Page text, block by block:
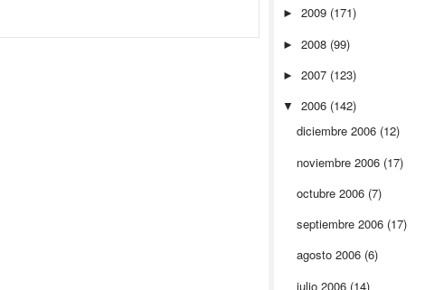
► 2009 (171)
► 2008 (99)
► 2007 (123)
▼ 2006 (142)
diciembre 2006 (12)
noviembre 2006 (17)
octubre 2006 (7)
septiembre 2006 (17)
agosto 2006 (6)
julio 2006 (14)